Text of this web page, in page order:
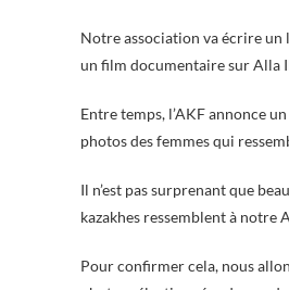
Notre association va écrire un
un film documentaire sur Alla
Entre temps, l’AKF annonce
photos des femmes qui
Il n’est pas surprenant que
kazakhes ressemblent à notre
Pour confirmer cela, nous